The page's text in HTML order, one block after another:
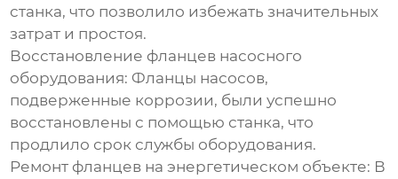
станка, что позволило избежать значительных
затрат и простоя.
Восстановление фланцев насосного
оборудования: Фланцы насосов,
подверженные коррозии, были успешно
восстановлены с помощью станка, что
продлило срок службы оборудования.
Ремонт фланцев на энергетическом объекте: В